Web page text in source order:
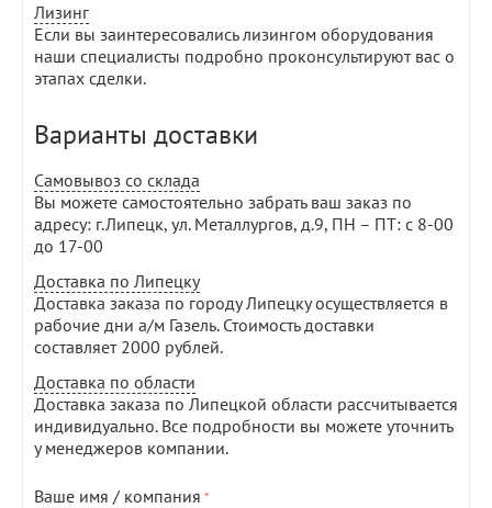
Лизинг
Если вы заинтересовались лизингом оборудования
наши специалисты подробно проконсультируют вас о
этапах сделки.
Варианты доставки
Самовывоз со склада
Вы можете самостоятельно забрать ваш заказ по
адресу: г.Липецк, ул. Металлургов, д.9, ПН – ПТ: с 8-00
до 17-00
Доставка по Липецку
Доставка заказа по городу Липецку осуществляется в
рабочие дни а/м Газель. Стоимость доставки
составляет 2000 рублей.
Доставка по области
Доставка заказа по Липецкой области рассчитывается
индивидуально. Все подробности вы можете уточнить
у менеджеров компании.
Ваше имя / компания